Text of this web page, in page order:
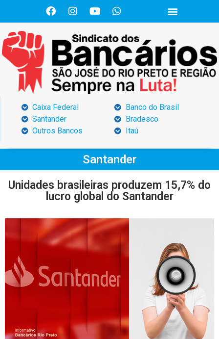
Caixa Federal
Santander
Outros Bancos
Banco do Brasil
Bradesco
Itaú
Santander
Unidades brasileiras produzem 15,7% do
lucro global do Santander